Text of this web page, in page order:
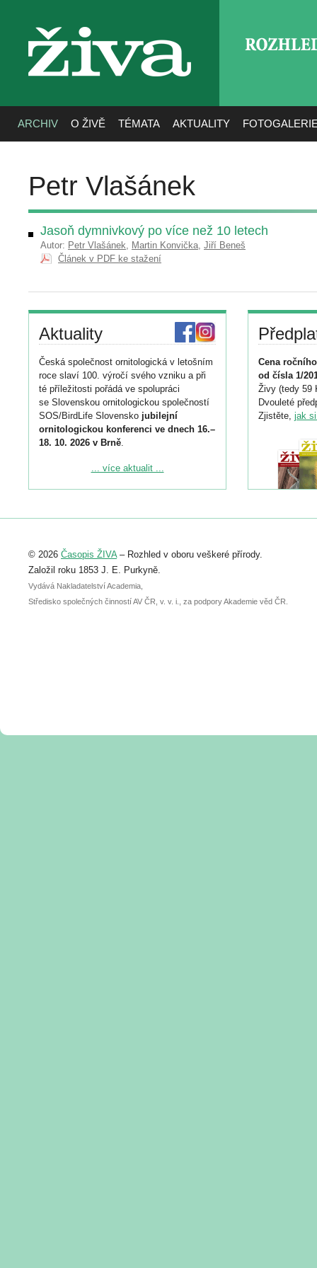
živa
ARCHIV O ŽIVĚ TÉMATA AKTUALITY
Petr Vlašánek
Jasoň dymnivkový po více než 10 letech
Autor: Petr Vlašánek, Martin Konvička, Jiří Beneš
Článek v PDF ke stažení
Aktuality
Česká společnost ornitologická v letošním
roce slaví 100. výročí svého vzniku a při
té příležitosti pořádá ve spolupráci
se Slovenskou ornitologickou společností
SOS/BirdLife Slovensko jubilejní
ornitologickou konferenci ve dnech 16.–
18. 10. 2026 v Brně.
Podrobnější informace ke konferenci
Registrovat se můžete do 6. září.
abstraktu přihlášené přednášky nebo
posteru je už 30. června.
... více aktualit ...
Cena
od čísla 1/
Živy (tedy 59
Dvouleté
Zjistěte, jak
© 2026 Časopis ŽIVA– Rozhled v oboru veškeré přírody.
Založil roku 1853 J. E. Purkyně.
Vydává Nakladatelství Academia,
Středisko společných činností AV ČR, v. v. i., za podpory Akademie věd ČR.